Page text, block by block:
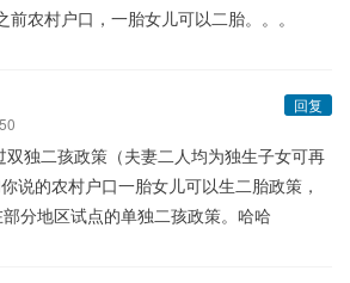
前农村户口，一胎女儿可以二胎。。。
回复
双独二孩政策（夫妻二人均为独生子女可再
说的农村户口一胎女儿可以生二胎政策，
分地区试点的单独二孩政策。哈哈